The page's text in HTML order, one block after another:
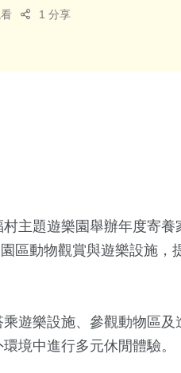
1 分享
村主題遊樂園舉辦年度寄養
區動物觀賞與遊樂設施，
遊樂設施、參觀動物區及
境中進行多元休閒體驗。